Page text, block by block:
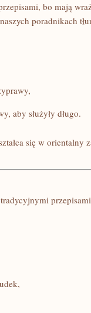
bo mają
poradnikach
aby służyły długo.
się w orientalny